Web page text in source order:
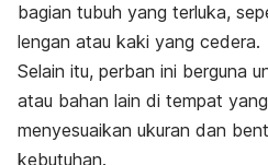
bagian tubuh yang terluka,
lengan atau kaki yang cedera.
Selain itu, perban ini berguna
atau bahan lain di tempat
menyesuaikan ukuran dan
kebutuhan.